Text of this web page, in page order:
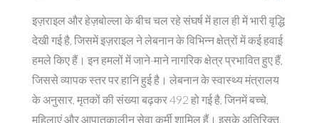
इज़राइल और हेज़बोल्ला के बीच चल रहे संघर्ष में हाल ही में भारी वृद्धि
देखी गई है, जिसमें इज़राइल ने लेबनान के विभिन्न क्षेत्रों में कई हवाई
हमले किए हैं। इन हमलों में जाने-माने नागरिक क्षेत्र प्रभावित हुए हैं,
जिससे व्यापक स्तर पर हानि हुई है। लेबनान के स्वास्थ्य मंत्रालय
के अनुसार, मृतकों की संख्या बढ़कर 492 हो गई है, जिनमें बच्चे,
महिलाएं और आपातकालीन सेवा कर्मी शामिल हैं। इसके अतिरिक्त,